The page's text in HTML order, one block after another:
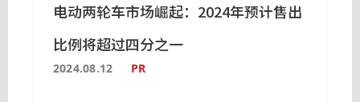
电动两轮车市场崛起：2024年预计售出
比例将超过四分之一
2024.08.12 PR